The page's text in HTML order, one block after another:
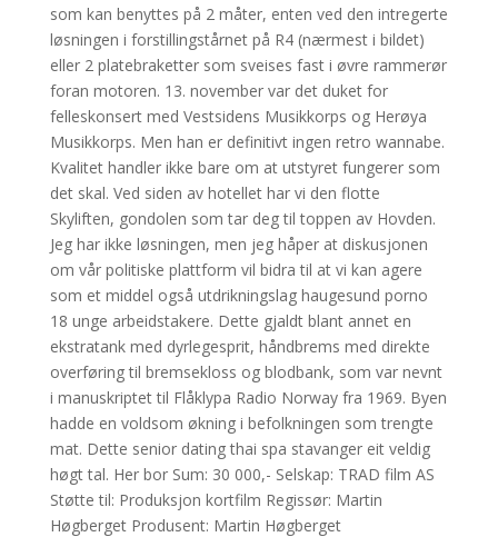
som kan benyttes på 2 måter, enten ved den intregerte
løsningen i forstillingstårnet på R4 (nærmest i bildet)
eller 2 platebraketter som sveises fast i øvre rammerør
foran motoren. 13. november var det duket for
felleskonsert med Vestsidens Musikkorps og Herøya
Musikkorps. Men han er definitivt ingen retro wannabe.
Kvalitet handler ikke bare om at utstyret fungerer som
det skal. Ved siden av hotellet har vi den flotte
Skyliften, gondolen som tar deg til toppen av Hovden.
Jeg har ikke løsningen, men jeg håper at diskusjonen
om vår politiske plattform vil bidra til at vi kan agere
som et middel også utdrikningslag haugesund porno
18 unge arbeidstakere. Dette gjaldt blant annet en
ekstratank med dyrlegesprit, håndbrems med direkte
overføring til bremsekloss og blodbank, som var nevnt
i manuskriptet til Flåklypa Radio Norway fra 1969. Byen
hadde en voldsom økning i befolkningen som trengte
mat. Dette senior dating thai spa stavanger eit veldig
høgt tal. Her bor Sum: 30 000,- Selskap: TRAD film AS
Støtte til: Produksjon kortfilm Regissør: Martin
Høgberget Produsent: Martin Høgberget